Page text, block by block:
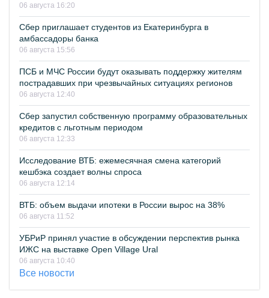
06 августа 16:20
Сбер приглашает студентов из Екатеринбурга в
амбассадоры банка
06 августа 15:56
ПСБ и МЧС России будут оказывать поддержку жителям
пострадавших при чрезвычайных ситуациях регионов
06 августа 12:40
Сбер запустил собственную программу образовательных
кредитов с льготным периодом
06 августа 12:33
Исследование ВТБ: ежемесячная смена категорий
кешбэка создает волны спроса
06 августа 12:14
ВТБ: объем выдачи ипотеки в России вырос на 38%
06 августа 11:52
УБРиР принял участие в обсуждении перспектив рынка
ИЖС на выставке Open Village Ural
06 августа 10:40
Все новости